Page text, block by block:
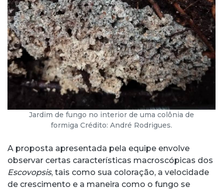
Jardim de fungo no interior de uma colônia de
formiga Crédito: André Rodrigues.
A proposta apresentada pela equipe envolve
observar certas características macroscópicas dos
Escovopsis, tais como sua coloração, a velocidade
de crescimento e a maneira como o fungo se